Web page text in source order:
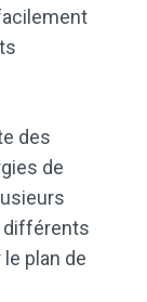
des
de
différents
plan de